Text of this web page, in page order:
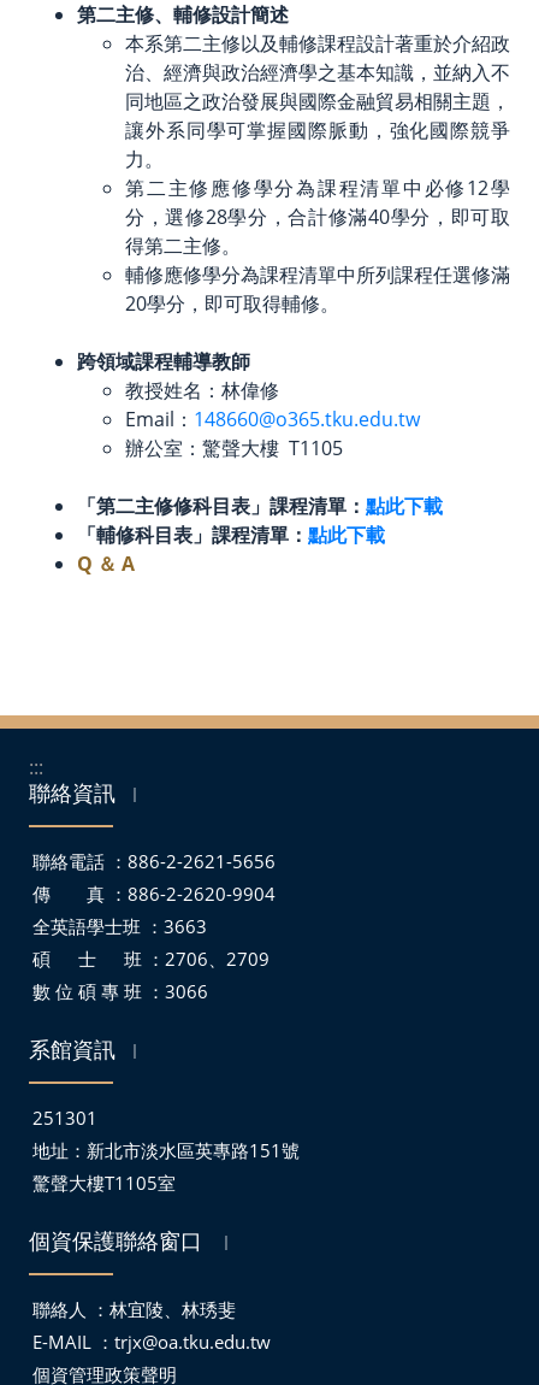
智慧財產權專區
聯絡我們／媒體社群
聯絡我們
Facebook
Instagram
第二主修、輔修設計簡述
本系第二主修以及輔修課程設計著重於介紹政
治、經濟與政治經濟學之基本知識，並納入不
同地區之政治發展與國際金融貿易相關主題，
讓外系同學可掌握國際脈動，強化國際競爭
力。
第二主修應修學分為課程清單中必修12學
分，選修28學分，合計修滿40學分，即可取
得第二主修。
輔修應修學分為課程清單中所列課程任選修滿
20學分，即可取得輔修。
跨領域課程輔導教師
教授姓名：林偉修
Email： 148660@o365.tku.edu.tw
辦公室：驚聲大樓 T1105
「第二主修修科目表」課程清單： 點此下載
「輔修科目表」課程清單： 點此下載
Q ＆ A
:::
聯絡資訊 ｜
聯絡電話 ：886-2-2621-5656
傳 真 ：886-2-2620-9904
全英語學士班 ：3663
碩 士 班 ：2706、2709
數 位 碩 專 班 ：3066
系館資訊 ｜
251301
地址： 新北市淡水區英專路151號
驚聲大樓T1105室
個資保護聯絡窗口 ｜
聯絡人 ：林宜陵、林琇斐
E-MAIL ： trjx@oa.tku.edu.tw
個資管理政策聲明